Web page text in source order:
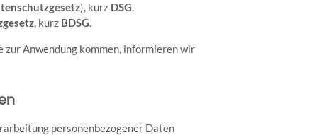
), kurz DSG.
, kurzBDSG.
Anwendung kommen, informieren wir
personenbezogener Daten